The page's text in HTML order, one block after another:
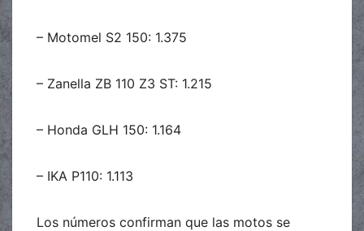
– Motomel S2 150: 1.375
– Zanella ZB 110 Z3 ST: 1.215
– Honda GLH 150: 1.164
– IKA P110: 1.113
Los números confirman que las motos se